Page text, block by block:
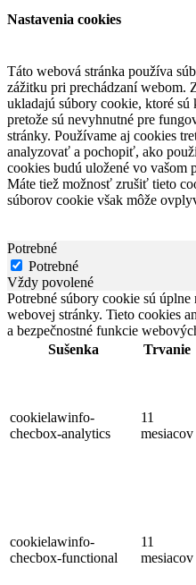
Nastavenia cookies
Táto webová stránka používa
zážitku pri prechádzaní webom.
ukladajú súbory cookie, ktoré
pretože sú nevyhnutné pre
stránky. Používame aj cookies
analyzovať a pochopiť, ako
cookies budú uložené vo vašom
Máte tiež možnosť zrušiť tieto
súborov cookie však môže
Potrebné
Potrebné
Vždy povolené
Potrebné súbory cookie sú
webovej stránky. Tieto cookies
a bezpečnostné funkcie
Sušenka
Trvanie
cookielawinfo-
checbox-analytics
11
mesiacov
cookielawinfo-
checbox-functional
11
mesiacov